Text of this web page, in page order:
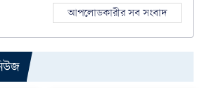
আপলোডকারীর সব সংবাদ